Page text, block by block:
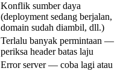
Konflik sumber daya
(deployment sedang berjalan,
domain sudah diambil, dll.)
Terlalu banyak permintaan —
periksa header batas laju
Error server — coba lagi atau